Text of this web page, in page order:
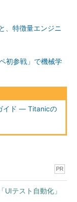
、特徴量エンジニ
初参戦」で機械学
イド ― Titanicの
PR
テスト自動化」